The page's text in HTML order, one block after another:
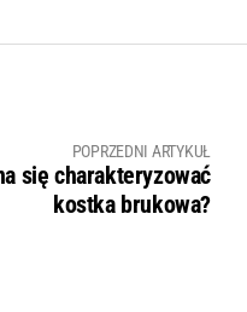
POPRZEDNI ARTYKUŁ
się charakteryzować
kostka brukowa?